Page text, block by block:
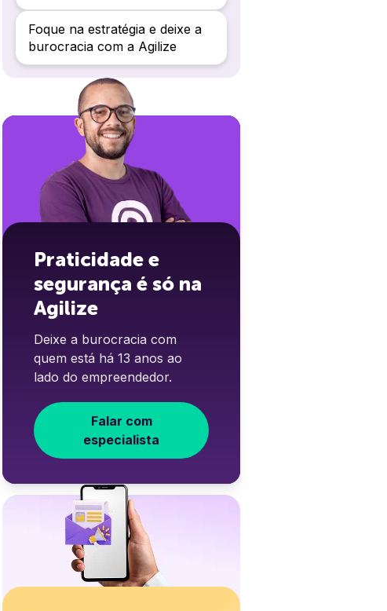
Foque na estratégia e deixe a
burocracia com a Agilize
Praticidade e
segurança é só na
Agilize
Deixe a burocracia com
quem está há 13 anos ao
lado do empreendedor.
Falar com
especialista